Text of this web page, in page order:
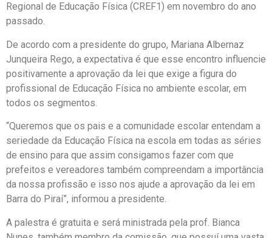
Regional de Educação Física (CREF1) em novembro do ano
passado.
De acordo com a presidente do grupo, Mariana Albernaz
Junqueira Rego, a expectativa é que esse encontro influencie
positivamente a aprovação da lei que exige a figura do
profissional de Educação Física no ambiente escolar, em
todos os segmentos.
“Queremos que os pais e a comunidade escolar entendam a
seriedade da Educação Física na escola em todas as séries
de ensino para que assim consigamos fazer com que
prefeitos e vereadores também compreendam a importância
da nossa profissão e isso nos ajude a aprovação da lei em
Barra do Piraí”, informou a presidente.
A palestra é gratuita e será ministrada pela prof. Bianca